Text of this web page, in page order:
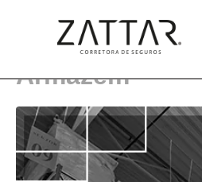
Vantagens do
Armazém